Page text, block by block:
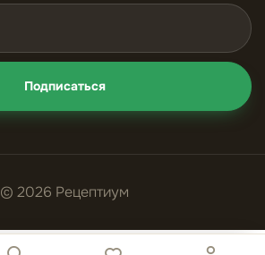
Подписаться
© 2026 Рецептиум